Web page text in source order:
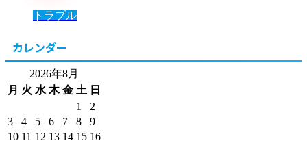
トラブル
カレンダー
2026年8月
月 火 水 木 金 土 日
1
2
3
4 5 6 7 8
9
10 11 12 13 14 15 16